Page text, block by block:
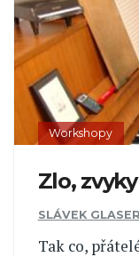
Workshopy
Zlo,
SLÁVEK GLASER
Tak co,